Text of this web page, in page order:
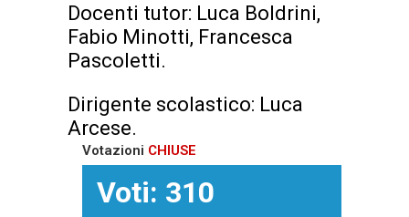
Docenti tutor: Luca Boldrini,
Fabio Minotti, Francesca
Pascoletti.
Dirigente scolastico: Luca
Arcese.
Votazioni CHIUSE
Voti: 310